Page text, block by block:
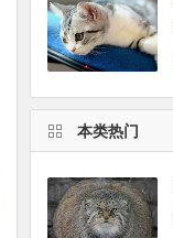
本类热门